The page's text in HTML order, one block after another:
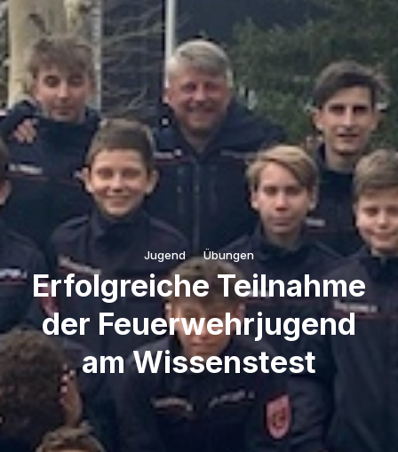
Jugend Übungen
Erfolgreiche Teilnahme
der Feuerwehrjugend
am Wissenstest